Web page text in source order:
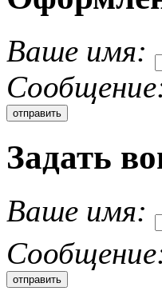
Ваше имя:
Задать
Ваше имя: